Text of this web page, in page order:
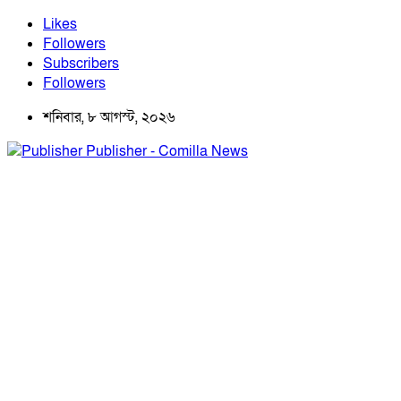
Likes
Followers
Subscribers
Followers
শনিবার, ৮ আগস্ট, ২০২৬
Publisher - Comilla News